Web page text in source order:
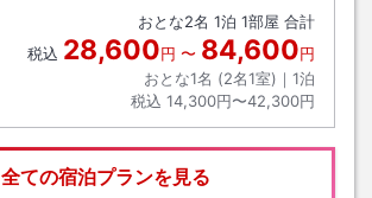
おとな2名 1泊 1部屋 合計
税込 28,600円 〜 84,600円
おとな1名 (2名1室)｜ 1泊
税込 14,300円〜42,300円
全ての宿泊プランを見る